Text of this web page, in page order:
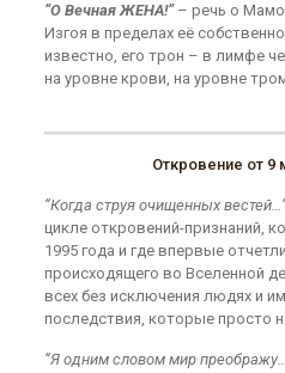
“О Вечная ЖЕНА!”– речь о
Изгоя в пределах её
известно, его трон – в лимфе
на уровне крови, на уровне
Откровение от 9
“Когда струя очищенных
цикле откровений-признаний,
1995 года и где впервые
происходящего во Вселенной
всех без исключения людях и
последствия, которые просто
“Я одним словом мир